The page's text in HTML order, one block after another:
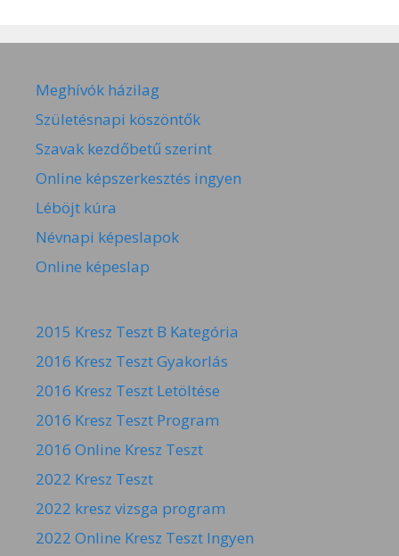
Meghívók házilag
Születésnapi köszöntők
Szavak kezdőbetű szerint
Online képszerkesztés ingyen
Léböjt kúra
Névnapi képeslapok
Online képeslap
2015 Kresz Teszt B Kategória
2016 Kresz Teszt Gyakorlás
2016 Kresz Teszt Letöltése
2016 Kresz Teszt Program
2016 Online Kresz Teszt
2022 Kresz Teszt
2022 kresz vizsga program
2022 Online Kresz Teszt Ingyen